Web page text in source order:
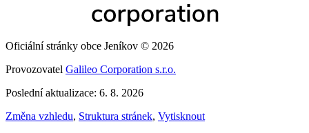
Oficiální stránky obce Jeníkov © 2026
Provozovatel Galileo Corporation s.r.o.
Poslední aktualizace: 6. 8. 2026
Změna vzhledu, Struktura stránek, Vytisknout